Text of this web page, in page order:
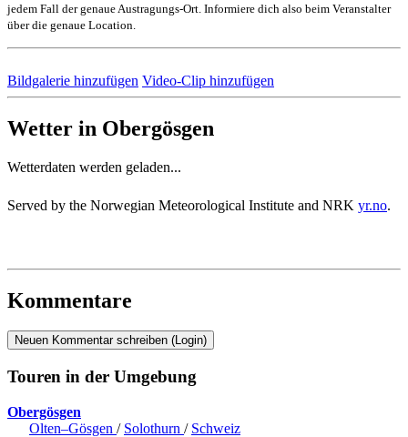
jedem Fall der genaue Austragungs-Ort. Informiere dich also beim Veranstalter
über die genaue Location.
Bildgalerie hinzufügen Video-Clip hinzufügen
Wetter in Obergösgen
Wetterdaten werden geladen...
Served by the Norwegian Meteorological Institute and NRK yr.no.
Kommentare
Neuen Kommentar schreiben (Login)
Touren in der Umgebung
Obergösgen
Olten–Gösgen / Solothurn / Schweiz